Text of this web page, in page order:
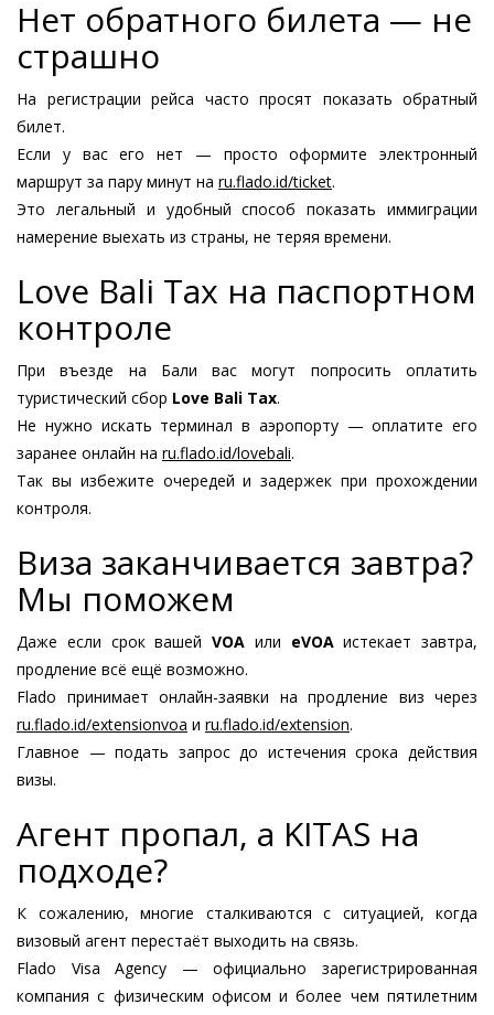
Нет обратного билета — не
страшно
На регистрации рейса часто просят показать обратный
билет.
Если у вас его нет — просто оформите электронный
маршрут за пару минут на ru.flado.id/ticket.
Это легальный и удобный способ показать иммиграции
намерение выехать из страны, не теряя времени.
Love Bali Tax на паспортном
контроле
При въезде на Бали вас могут попросить оплатить
туристический сбор Love Bali Tax.
Не нужно искать терминал в аэропорту — оплатите его
заранее онлайн на ru.flado.id/lovebali.
Так вы избежите очередей и задержек при прохождении
контроля.
Виза заканчивается завтра?
Мы поможем
Даже если срок вашей VOA или eVOAистекает завтра,
продление всё ещё возможно.
Flado принимает онлайн-заявки на продление виз через
ru.flado.id/extensionvoa и ru.flado.id/extension.
Главное — подать запрос до истечения срока действия
визы.
Агент пропал, а KITAS на
подходе?
К сожалению, многие сталкиваются с ситуацией, когда
визовый агент перестаёт выходить на связь.
Flado Visa Agency — официально зарегистрированная
компания с физическим офисом и более чем пятилетним